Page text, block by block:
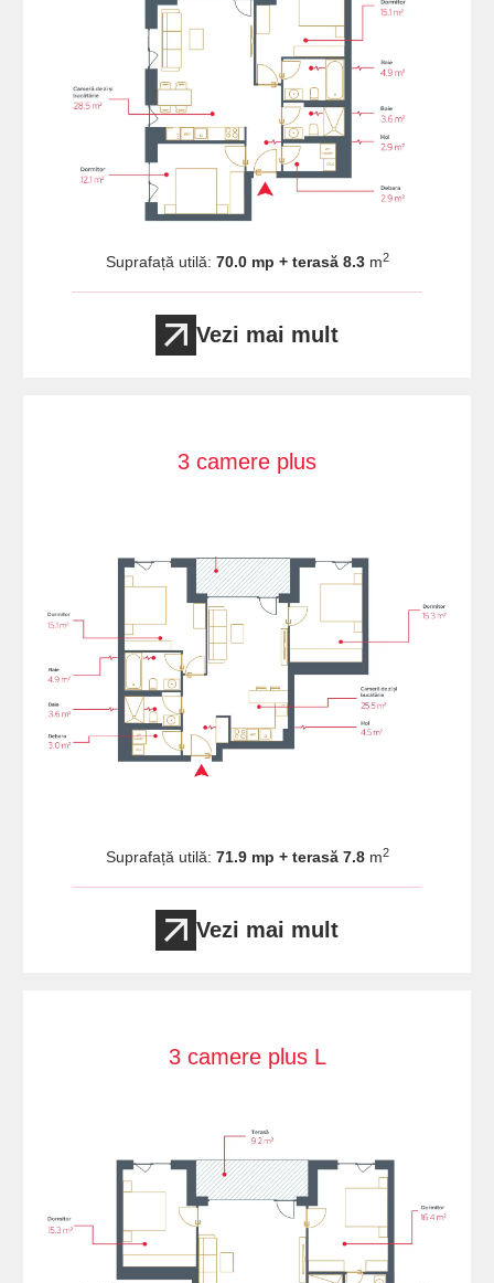
Suprafață utilă: 70.0 mp + terasă 8.3m2
Vezi mai mult
3 camere plus
Suprafață utilă: 71.9 mp + terasă 7.8m2
Vezi mai mult
3 camere plus L